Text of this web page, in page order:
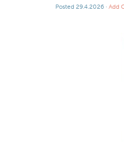
Posted 29.4.2026 · Add